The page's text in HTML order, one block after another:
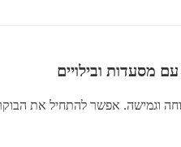
מסעדות ובילויים
וגמישה. אפשר להתחיל את